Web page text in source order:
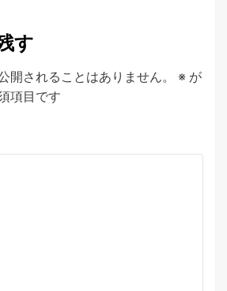
す
開されることはありません。 ※ が
項目です